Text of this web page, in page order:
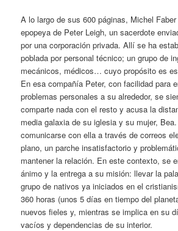
A lo largo de sus 600 páginas, Michel
epopeya de Peter Leigh, un sacerdote
por una corporación privada. Allí se ha
poblada por personal técnico; un grupo de
mecánicos, médicos… cuyo propósito es
En esa compañía Peter, con facilidad para
problemas personales a su alrededor, se
comparte nada con el resto y acusa la
media galaxia de su iglesia y su mujer,
comunicarse con ella a través de correos
plano, un parche insatisfactorio y
mantener la relación. En este contexto, se
ánimo y la entrega a su misión: llevar la
grupo de nativos ya iniciados en el
360 horas (unos 5 días en tiempo del
nuevos fieles y, mientras se implica en su
vacíos y dependencias de su interior.